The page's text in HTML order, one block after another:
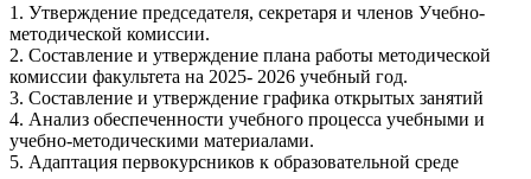
1. Утверждение председателя, секретаря и членов Учебно-
методической комиссии.
2. Составление и утверждение плана работы методической
комиссии факультета на 2025- 2026 учебный год.
3. Составление и утверждение графика открытых занятий
4. Анализ обеспеченности учебного процесса учебными и
учебно-методическими материалами.
5. Адаптация первокурсников к образовательной среде